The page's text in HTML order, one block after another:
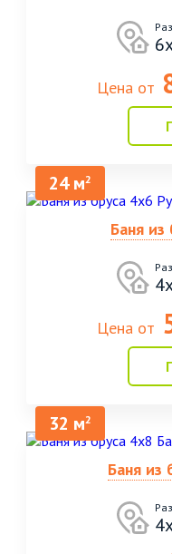
Цена от
24 м2
Баня из
Цена от
32 м2
Баня из